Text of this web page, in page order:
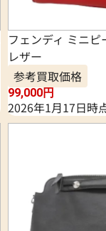
フェンディ ミニ
レザー
参考買取価格
99,000円
2026年1月17日時